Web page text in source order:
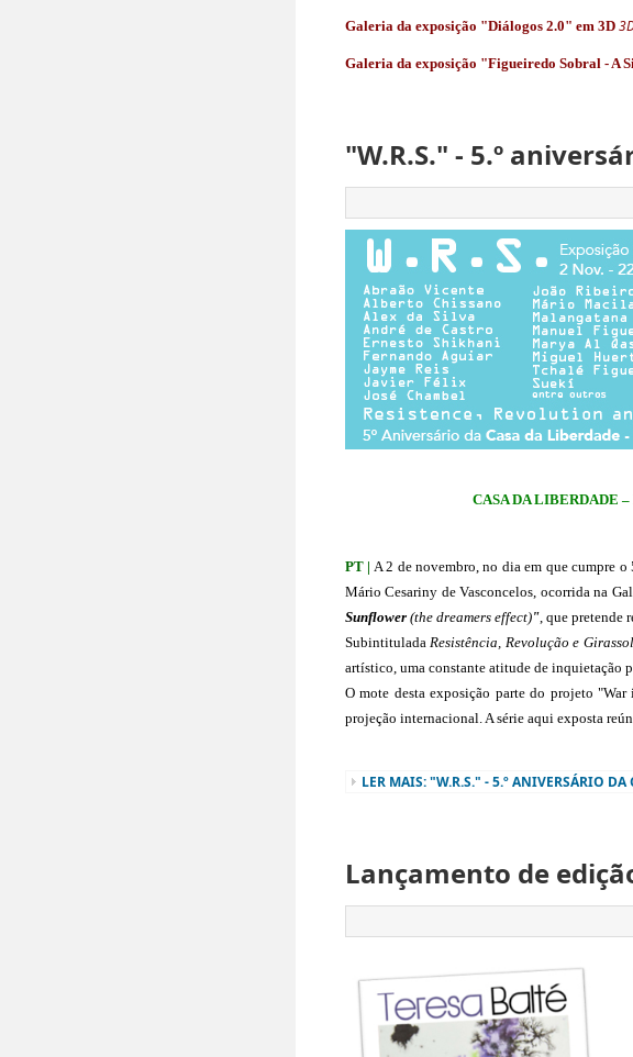
Galeria da exposição "Diálogos 2.0" em 3D
Galeria da exposição "Figueiredo Sobral - A
"W.R.S." - 5.º
CASA DA LIBERDADE
PT | A 2 de novembro, no dia em que cumpre
Mário Cesariny de Vasconcelos, ocorrida na
Sunflower (the dreamers effect)", que pretende
Subintitulada Resistência, Revolução e
artístico, uma constante atitude de inquietação
O mote desta exposição parte do projeto
projeção internacional. A série aqui exposta
LER MAIS: "W.R.S." - 5.º ANIVERSÁRIO
Lançamento de